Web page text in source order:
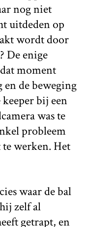
nog niet
uitdeden op
wordt door
De enige
moment
en de beweging
bij een
was te
probleem
te werken. Het
waar de bal
zelf al
getrapt, en